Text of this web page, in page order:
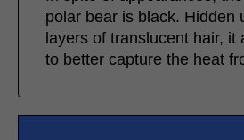
polar bear is black. Hidden
layers of translucent hair, it
to better capture the heat